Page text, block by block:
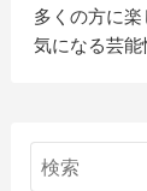
多くの方に楽
気になる芸能